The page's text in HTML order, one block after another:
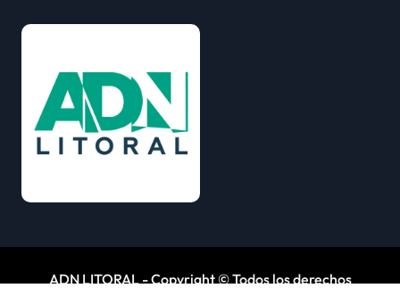
ADN LITORAL - Copyright © Todos los derechos